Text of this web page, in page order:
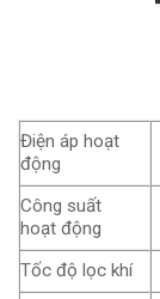
Điện áp hoạt
động
Công suất
hoạt động
Tốc độ lọc khí